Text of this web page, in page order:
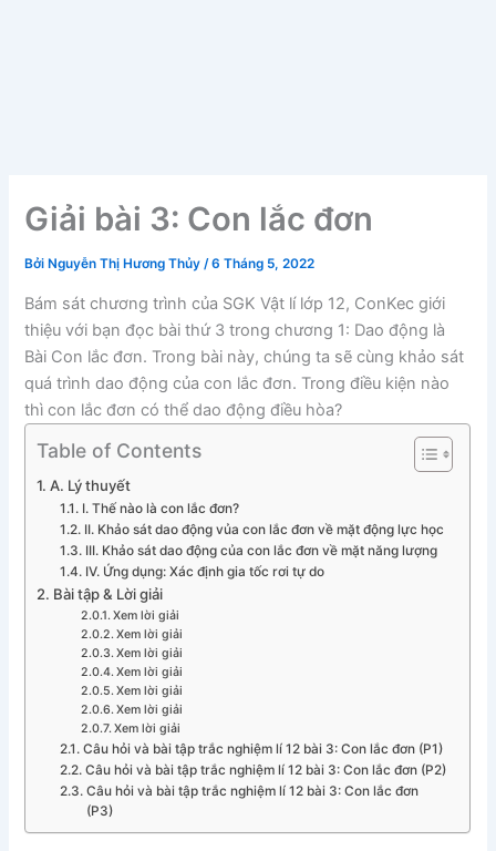
Giải bài 3: Con lắc đơn
Bởi Nguyễn Thị Hương Thủy/6 Tháng 5, 2022
Bám sát chương trình của SGK Vật lí lớp 12, ConKec giới
thiệu với bạn đọc bài thứ 3 trong chương 1: Dao động là
Bài Con lắc đơn. Trong bài này, chúng ta sẽ cùng khảo sát
quá trình dao động của con lắc đơn. Trong điều kiện nào
thì con lắc đơn có thể dao động điều hòa?
Table of Contents
A. Lý thuyết
I. Thế nào là con lắc đơn?
II. Khảo sát dao động vủa con lắc đơn về mặt động lực học
III. Khảo sát dao động của con lắc đơn về mặt năng lượng
IV. Ứng dụng: Xác định gia tốc rơi tự do
Bài tập & Lời giải
Xem lời giải
Xem lời giải
Xem lời giải
Xem lời giải
Xem lời giải
Xem lời giải
Xem lời giải
Câu hỏi và bài tập trắc nghiệm lí 12 bài 3: Con lắc đơn (P1)
Câu hỏi và bài tập trắc nghiệm lí 12 bài 3: Con lắc đơn (P2)
Câu hỏi và bài tập trắc nghiệm lí 12 bài 3: Con lắc đơn
(P3)